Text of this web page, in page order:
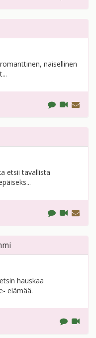
naisellinen
etsii tavallista
hauskaa
elämää.